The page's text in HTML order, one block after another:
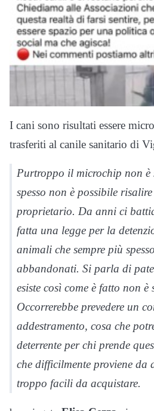
I cani sono risultati essere
trasferiti al canile sanitario di
Purtroppo il microchip non è
spesso non è possibile
proprietario. Da anni ci
fatta una legge per la
animali che sempre più
abbandonati. Si parla di
esiste così come è fatto non è
Occorrerebbe prevedere un
addestramento, cosa che
deterrente per chi prende
che difficilmente proviene da
troppo facili da acquistare.